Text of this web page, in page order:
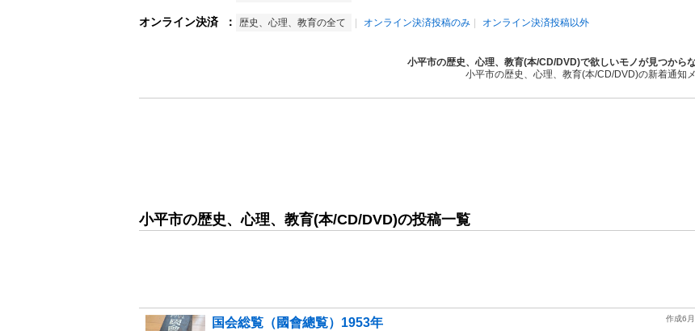
オンライン決済 ： 歴史、心理、教育の全て オンライン決済投稿のみ オンライン決済投稿以外
小平市の歴史、心理、教育(本/CD/DVD)で欲しいモノが見つから
小平市の歴史、心理、教育(本/CD/DVD)の新着通知
小平市の歴史、心理、教育(本/CD/DVD)の投稿一覧
国会総覧（國會總覧）1953年 作成6